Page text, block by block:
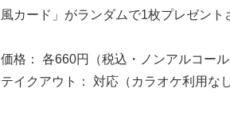
風カード」がランダムで1枚プレゼント
価格： 各660円（税込・ノンアルコール
テイクアウト： 対応（カラオケ利用な